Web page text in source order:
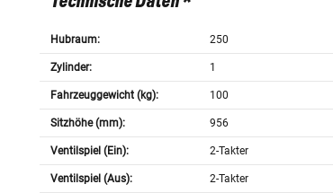
Hubraum: 250
Zylinder: 1
Fahrzeuggewicht (kg): 100
Sitzhöhe (mm): 956
Ventilspiel (Ein): 2-Takter
Ventilspiel (Aus): 2-Takter